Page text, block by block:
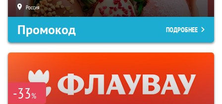
Россия
Промокод ПОДРОБНЕЕ
-33%